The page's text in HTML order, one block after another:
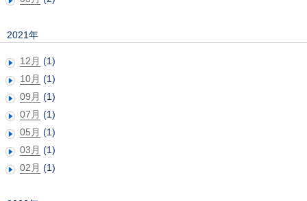
2021年
12月 (1)
10月 (1)
09月 (1)
07月 (1)
05月 (1)
03月 (1)
02月 (1)